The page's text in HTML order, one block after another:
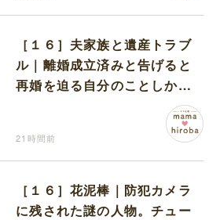
［１６］夫家族と遺産トラブ
ル｜離婚成立済みと告げると
再婚を迫る自分のことしか考
21時間前
［１６］花泥棒｜防犯カメラ
に残された謎の人物。チュー